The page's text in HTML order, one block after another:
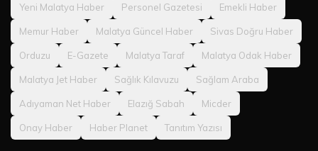
Yeni Malatya Haber Personel Gazetesi Emekli Haber
Memur Haber Malatya Güncel Haber Sivas Doğru Haber
Orduzu E-Gazete Malatya Taraf Malatya Odak Haber
Malatya Jet Haber Sağlık Kılavuzu Sağlam Araba
Adıyaman Net Haber Elazığ Sabah Micder
Onay Haber Haber Planet Tanıtım Yazısı